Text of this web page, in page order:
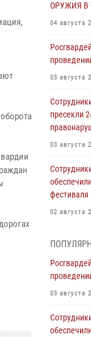
ОРУЖИЯ В
04 августа
03 августа
пресекли
03 августа
фестиваля
02 августа
Виктора
31 июля
03 августа